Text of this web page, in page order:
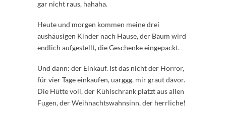
gar nicht raus, hahaha.
Heute und morgen kommen meine drei
aushäusigen Kinder nach Hause, der Baum wird
endlich aufgestellt, die Geschenke eingepackt.
Und dann: der Einkauf. Ist das nicht der Horror,
für vier Tage einkaufen, uarggg, mir graut davor.
Die Hütte voll, der Kühlschrank platzt aus allen
Fugen, der Weihnachtswahnsinn, der herrliche!